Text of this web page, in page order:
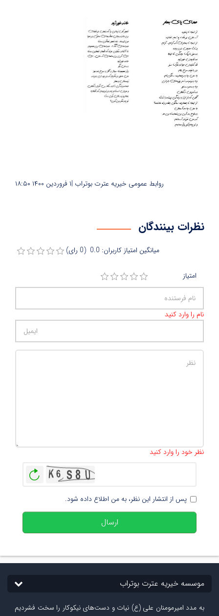
۱ فروردین ۱۴۰۰ ۱۸:۵۰ روابط عمومی خیریه عترت بوتراب |
نظرات بینندگان
میانگین امتیاز کاربران: 0.0 (0 رای)
امتیاز
نام را وارد کنید
نظر خود را وارد کنید
پس از انتشار این نظر، به من اطلاع داده شود.
ارسال
موسسه خیریه عترت بوتراب
به مدد امیرمومنان علی (ع) نیات و دست‏‌های نیکوکار را سخت فشردیم